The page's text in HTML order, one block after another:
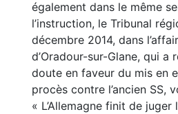
également dans le même
l’instruction, le Tribunal
décembre 2014, dans
d’Oradour-sur-Glane, qui a
doute en faveur du mis en
procès contre l’ancien SS,